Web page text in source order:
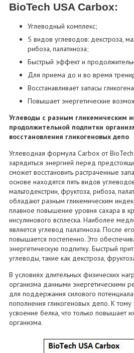
BioTech USA Carbox:
Углеводный комплекс;
5 видов углеводов: декстроза,
рибоза, палатиноза;
Быстрый эффект и
Для приема до и во время
Восстанавливает запасы
Повышает энергетические
Углеводы с разным гликемическим
продолжительной подпитки
восстановления гликогеновых депо
Углеводная формула Carbox от
зарядиться энергией перед
сможет восстановить растраченные
основе находятся пять видов
мальтодекстрин, фруктоза, рибоза,
обладают разным гликемическим
плавное повышение уровня сахара в
инсулинового всплеска. Наиболее
является углевод палатиноза. После
повышается постепенно. Это
энергетическую подпитку. Быстрый
углеводы, такие как декстроза,
В условиях длительных физических
организма данными энергетическими
для поддержания силового
пополнения гликогеновых депо. К
усвоение белка, что только повышает
организма.